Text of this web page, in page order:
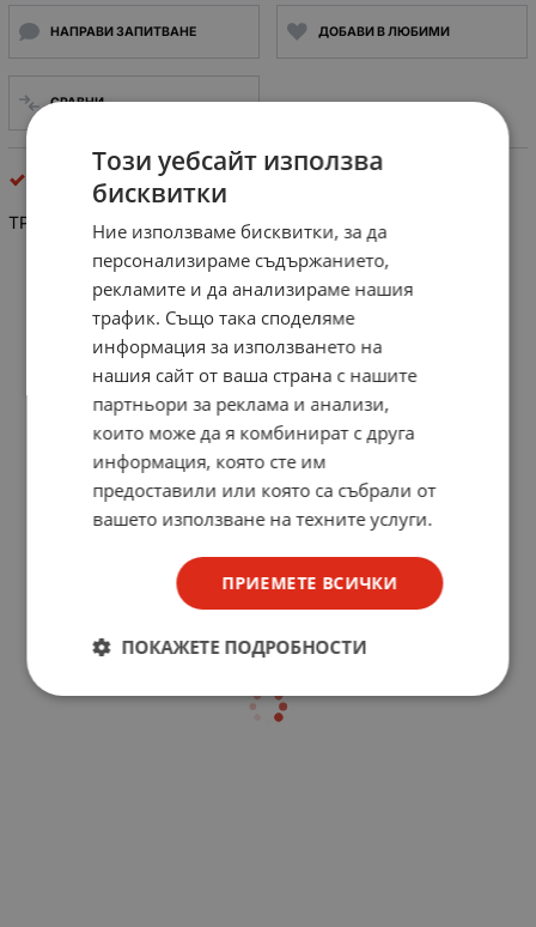
НАПРАВИ ЗАПИТВАНЕ ДОБАВИ В ЛЮБИМИ
СРАВНИ
тример-потенциометри
ТРИМЕР В.М. 470 Ohm
Този уебсайт използва
бисквитки
Ние използваме бисквитки, за да
персонализираме съдържанието,
рекламите и да анализираме нашия
трафик. Също така споделяме
информация за използването на
нашия сайт от ваша страна с нашите
партньори за реклама и анализи,
които може да я комбинират с друга
информация, която сте им
предоставили или която са събрали от
вашето използване на техните услуги.
ПРИЕМЕТЕ ВСИЧКИ
ПОКАЖЕТЕ ПОДРОБНОСТИ